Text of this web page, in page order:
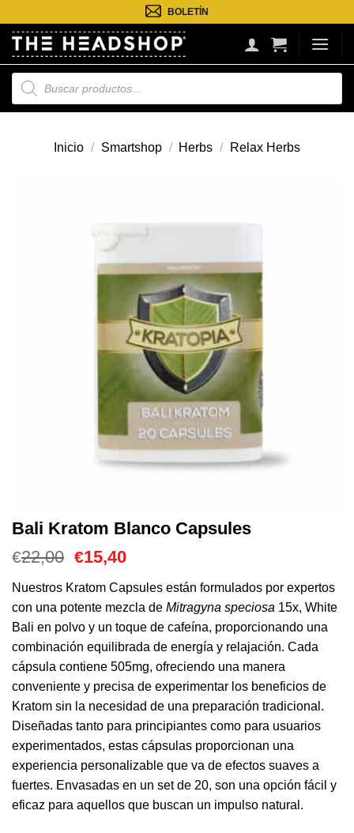
contenido
BOLETÍN
Búsqueda
de
productos
Inicio / Smartshop / Herbs / Relax Herbs
Bali Kratom Blanco Capsules
€22,00 El
original
era:
€22,00.
€15,40El
actual
es:
€15,40.
Nuestros Kratom Capsules están formulados por expertos
con una potente mezcla de Mitragyna speciosa 15x, White
Bali en polvo y un toque de cafeína, proporcionando una
combinación equilibrada de energía y relajación. Cada
cápsula contiene 505mg, ofreciendo una manera
conveniente y precisa de experimentar los beneficios de
Kratom sin la necesidad de una preparación tradicional.
Diseñadas tanto para principiantes como para usuarios
experimentados, estas cápsulas proporcionan una
experiencia personalizable que va de efectos suaves a
fuertes. Envasadas en un set de 20, son una opción fácil y
eficaz para aquellos que buscan un impulso natural.